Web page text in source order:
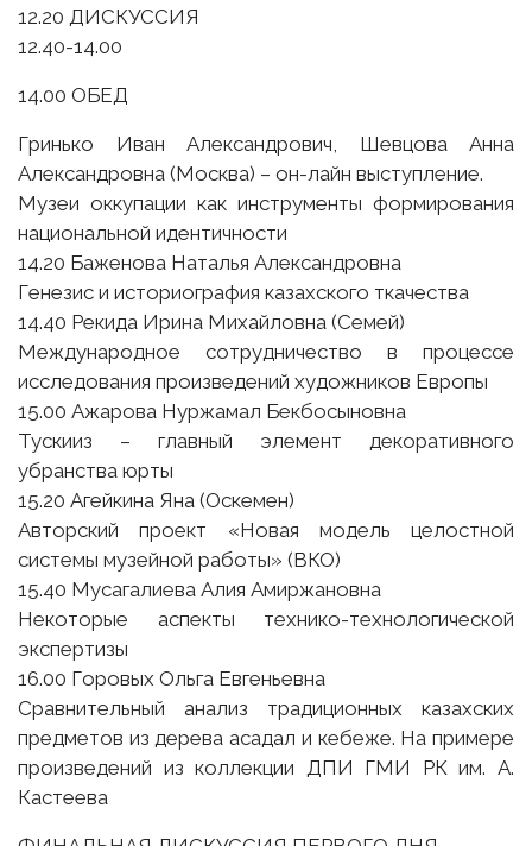
12.20 ДИСКУССИЯ
12.40-14.00
14.00 ОБЕД
Гринько Иван Александрович, Шевцова Анна
Александровна (Москва) – он-лайн выступление.
Музеи оккупации как инструменты формирования
национальной идентичности
14.20 Баженова Наталья Александровна
Генезис и историография казахского ткачества
14.40 Рекида Ирина Михайловна (Семей)
Международное сотрудничество в процессе
исследования произведений художников Европы
15.00 Ажарова Нуржамал Бекбосыновна
Тускииз – главный элемент декоративного
убранства юрты
15.20 Агейкина Яна (Оскемен)
Авторский проект «Новая модель целостной
системы музейной работы» (ВКО)
15.40 Мусагалиева Алия Амиржановна
Некоторые аспекты технико-технологической
экспертизы
16.00 Горовых Ольга Евгеньевна
Сравнительный анализ традиционных казахских
предметов из дерева асадал и кебеже. На примере
произведений из коллекции ДПИ ГМИ РК им. А.
Кастеева